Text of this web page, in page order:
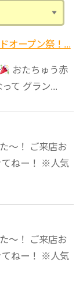
オープン祭！...
おたちゅう赤
て グラン...
〜！ ご来店お
てねー！ ※人気
〜！ ご来店お
てねー！ ※人気